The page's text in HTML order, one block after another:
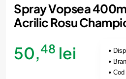
Spray Vopsea
Acrilic Rosu
50,48 lei